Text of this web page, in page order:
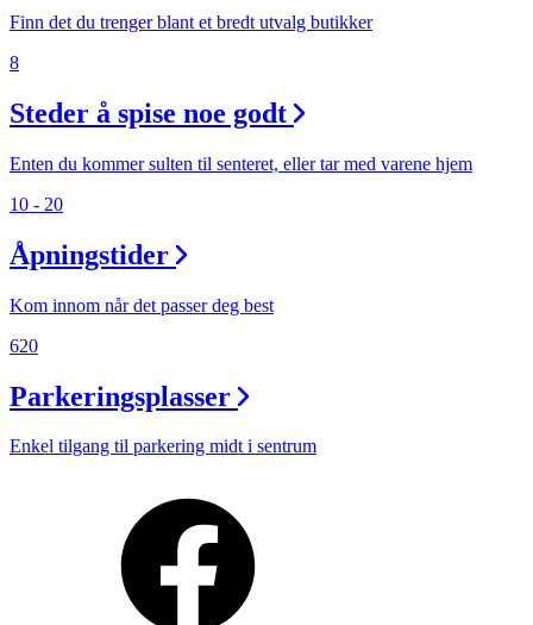
Finn det du trenger blant et bredt utvalg butikker
8
Steder å spise noe godt
Enten du kommer sulten til senteret, eller tar med varene hjem
10 - 20
Åpningstider
Kom innom når det passer deg best
620
Parkeringsplasser
Enkel tilgang til parkering midt i sentrum